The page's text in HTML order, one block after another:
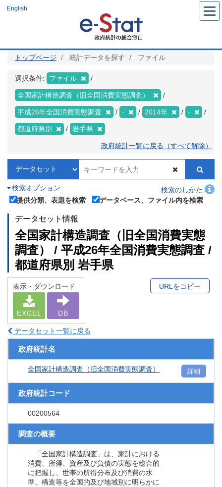
ツ
English
トップページ 統計データを探す ファイル
選択条件: ファイル
全国家計構造調査（旧全国消費実態調査）
平成26年全国消費実態調査 - 2014年 -
都道府県別 岩手県
政府統計一覧に戻る（すべて解除）
検索オプション
検索のしかた
提供分類、表題を検索
データベース、ファイル内を検索
データセット情報
全国家計構造調査（旧全国消費実態
調査） / 平成26年全国消費実態調査 /
都道府県別 岩手県
表示・ダウンロード
EXCEL DB
URLをコピー
データセット一覧に戻る
政府統計名
全国家計構造調査（旧全国消費実態調査） 詳細
政府統計コード
00200564
調査の概要
「全国家計構造調査」は、家計における
消費、所得、資産及び負債の実態を総合的
に把握し、世帯の所得分布及び消費の水
準、構造等を全国的及び地域別に明らかに